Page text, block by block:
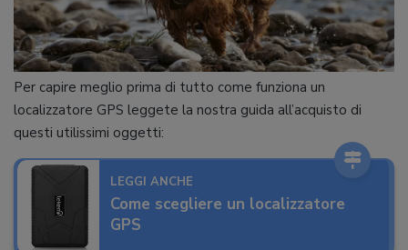
Per capire meglio prima di tutto come funziona un
localizzatore GPS leggete la nostra guida all’acquisto di
questi utilissimi oggetti:
LEGGI ANCHE
Come scegliere un localizzatore
GPS